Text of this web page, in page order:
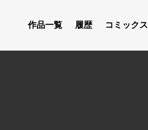
作品一覧 履歴 コミックス